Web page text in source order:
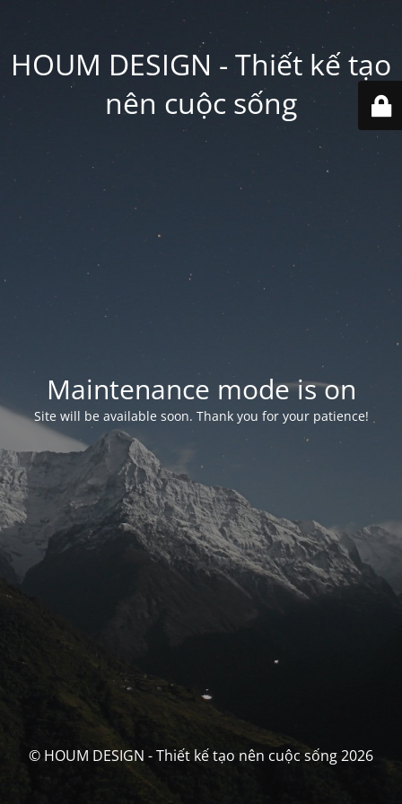
HOUM DESIGN - Thiết kế tạo
nên cuộc sống
Maintenance mode is on
Site will be available soon. Thank you for your patience!
© HOUM DESIGN - Thiết kế tạo nên cuộc sống 2026